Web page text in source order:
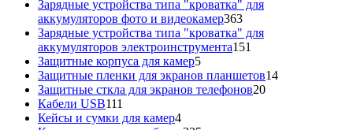
Зарядные устройства типа "кроватка" для
аккумуляторов фото и видеокамер363363
товара
Зарядные устройства типа "кроватка" для
аккумуляторов электроинструмента151
Защитные корпуса для камер55
товаров
Защитные пленки для экранов планшетов1414
Защитные сткла для экранов телефонов2020
Кабели USB111
товаров
Кейсы и сумки для камер44